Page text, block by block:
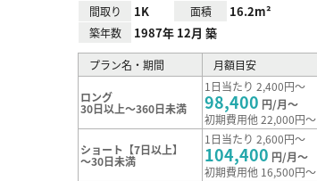
間取り 1K 面積 16.2m²
築年数 1987年 12月 築
プラン名・期間 月額目安
ロング
30日以上～360日未満
1日当たり 2,400円～
98,400 円/月～
初期費用他 22,000円～
ショート【7日以上】
～30日未満
1日当たり 2,600円～
104,400 円/月～
初期費用他 16,500円～